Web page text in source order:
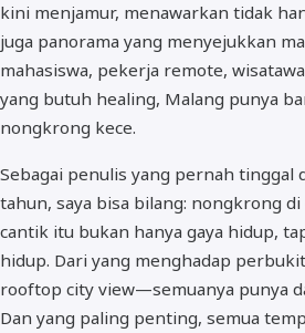
kini menjamur, menawarkan tidak
juga panorama yang menyejukkan
mahasiswa, pekerja remote,
yang butuh healing, Malang punya
nongkrong kece.
Sebagai penulis yang pernah tinggal
tahun, saya bisa bilang: nongkrong
cantik itu bukan hanya gaya hidup,
hidup. Dari yang menghadap
rooftop city view—semuanya punya
Dan yang paling penting, semua